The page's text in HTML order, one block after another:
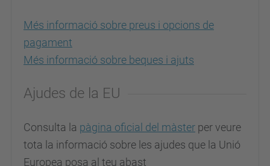
Més informació sobre preus i opcions de
pagament
Més informació sobre beques i ajuts
Ajudes de la EU
Consulta la pàgina oficial del màster per veure
tota la informació sobre les ajudes que la Unió
Europea posa al teu abast